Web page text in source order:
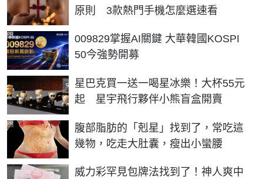
原則 3款熱門手機怎麼選速看
009829掌握AI關鍵 大華韓國KOSPI
50今強勢開募
PR
星巴克買一送一喝星冰樂！大杯55元
起 星宇飛行夥伴小熊盲盒開賣
腹部脂肪的「剋星」找到了，常吃這
幾物，吃走大肚囊，瘦出小蠻腰
PR
威力彩罕見包牌法找到了！神人爽中